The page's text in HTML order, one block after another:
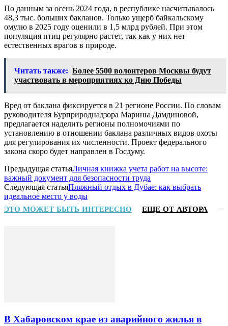
По данным за осень 2024 года, в республике насчитывалось
48,3 тыс. больших бакланов. Только ущерб байкальскому
омулю в 2025 году оценили в 1,5 млрд рублей. При этом
популяция птиц регулярно растет, так как у них нет
естественных врагов в природе.
Читать также: Более 5500 волонтеров Москвы будут
участвовать в мероприятиях ко Дню Победы
Вред от баклана фиксируется в 21 регионе России. По словам
руководителя Бурприроднадзора Марины Дамдиновой,
предлагается наделить регионы полномочиями по
установлению в отношении баклана различных видов охоты
для регулирования их численности. Проект федерального
закона скоро будет направлен в Госдуму.
Предыдущая статьяЛичная книжка учета работ на высоте:
важный документ для безопасности труда
Следующая статьяПляжный отдых в Дубае: как выбрать
идеальное место у воды
ЭТО МОЖЕТ БЫТЬ ИНТЕРЕСНО ЕЩЕ ОТ АВТОРА
В Хабаровском крае из аварийного жилья в